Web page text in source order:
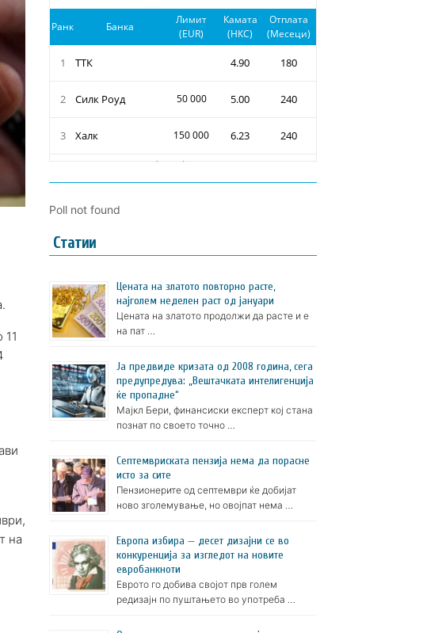
на
Poll not found
Статии
Цената на златото пoвторно расте,
најголем неделен раст од јануари
Цената на златото продолжи да расте и е
на пат …
Ја предвиде кризата од 2008 година, сега
предупредува: „Вештачката интелигенција
ќе пропадне“
Мајкл Бери, финансиски експерт кој стана
познат по своето точно …
Септемвриската пензија нема да порасне
исто за сите
Пензионерите од септември ќе добијат
ново зголемување, но овојпат нема …
Европа избира — десет дизајни се во
конкуренција за изгледот на новите
евробанкноти
Еврото го добива својот прв голем
редизајн по пуштањето во употреба …